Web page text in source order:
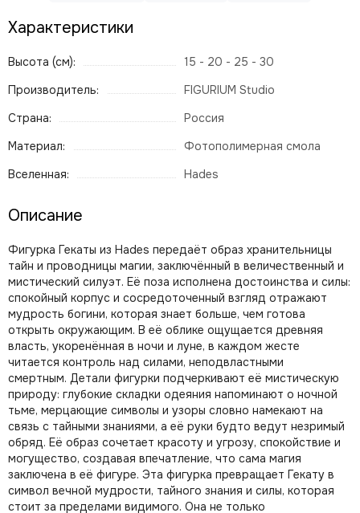
Характеристики
Высота (см):
15 - 20 - 25 - 30
Производитель:
FIGURIUM Studio
Страна:
Россия
Материал:
Фотополимерная смола
Вселенная:
Hades
Описание
Фигурка Гекаты из Hades передаёт образ хранительницы
тайн и проводницы магии, заключённый в величественный и
мистический силуэт. Её поза исполнена достоинства и силы:
спокойный корпус и сосредоточенный взгляд отражают
мудрость богини, которая знает больше, чем готова
открыть окружающим. В её облике ощущается древняя
власть, укоренённая в ночи и луне, в каждом жесте
читается контроль над силами, неподвластными
смертным. Детали фигурки подчеркивают её мистическую
природу: глубокие складки одеяния напоминают о ночной
тьме, мерцающие символы и узоры словно намекают на
связь с тайными знаниями, а её руки будто ведут незримый
обряд. Её образ сочетает красоту и угрозу, спокойствие и
могущество, создавая впечатление, что сама магия
заключена в её фигуре. Эта фигурка превращает Гекату в
символ вечной мудрости, тайного знания и силы, которая
стоит за пределами видимого. Она не только